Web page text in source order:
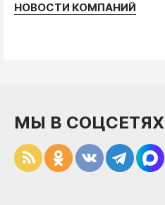
НОВОСТИ КОМПАНИЙ
МЫ В СОЦСЕТЯХ